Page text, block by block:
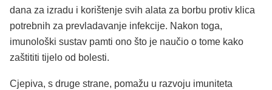
dana za izradu i korištenje svih alata za borbu protiv klica
potrebnih za prevladavanje infekcije. Nakon toga,
imunološki sustav pamti ono što je naučio o tome kako
zaštititi tijelo od bolesti.
Cjepiva, s druge strane, pomažu u razvoju imuniteta